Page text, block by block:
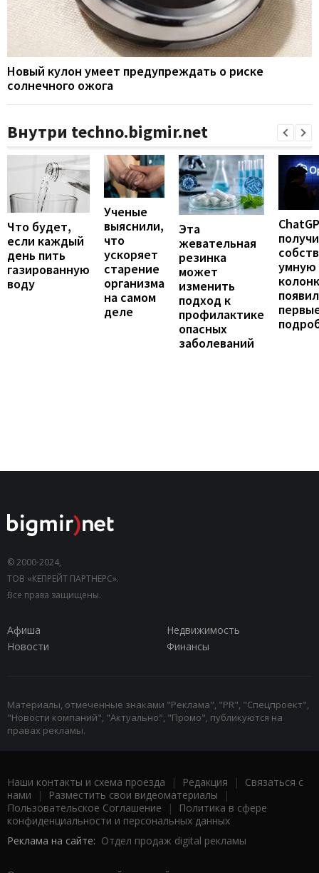
Новый кулон умеет предупреждать о риске
солнечного ожога
Внутри techno.bigmir.net
Что будет,
если каждый
день пить
газированную
воду
Ученые
выяснили,
что
ускоряет
старение
организма
на самом
деле
Эта
жевательная
резинка
может
изменить
подход к
профилактике
опасных
заболеваний
умную
© 2000-2024,
ТОВ «КЕПРЕЙТ ПАРТНЕРС».
Все права защищены.
Афиша
Недвижимость
Новости
Финансы
Материалы, отмеченные знаками "Реклама", "PR", "Спецпроект",
"Новости компаний", "Актуально", "Промо", публикуются на
правах рекламы.
Наши контакты и схема проезда | Редакция | Связаться с
нами | Разместить свои видеоматериалы |
Пользовательское Соглашение |
Политика в сфере
конфиденциальности и персональных данных
Реклама на сайте: Отдел продаж digital рекламы